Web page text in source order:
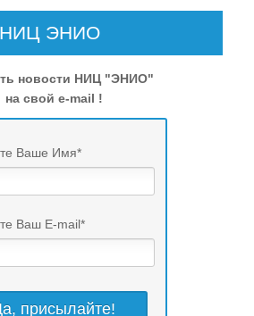
ЭНИО
новости НИЦ "ЭНИО"
на свой e-mail !
Ваше Имя*
Ваш E-mail*